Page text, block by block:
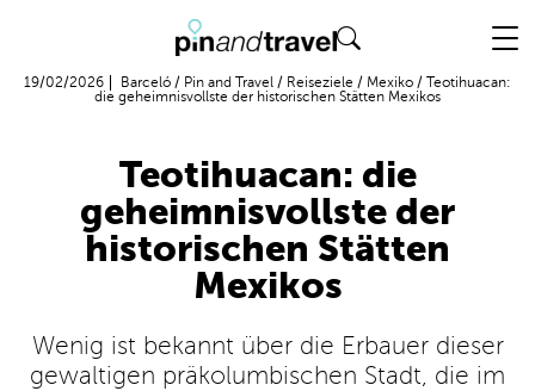
19/02/2026 Barceló / Pin and Travel / Reiseziele / Mexiko / Teotihuacan:
die geheimnisvollste der historischen Stätten Mexikos
Teotihuacan: die
geheimnisvollste der
historischen Stätten
Mexikos
Wenig ist bekannt über die Erbauer dieser
gewaltigen präkolumbischen Stadt, die im